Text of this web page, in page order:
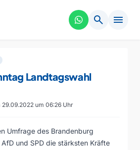
search menu
Landtagswahl
um 06:26 Uhr
Umfrage des Brandenburg
und SPD die stärksten Kräfte